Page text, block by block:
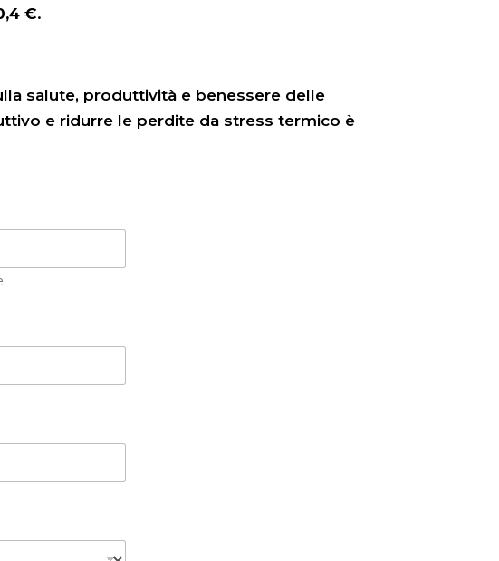
€.
salute, produttività e benessere delle
e ridurre le perdite da stress termico è